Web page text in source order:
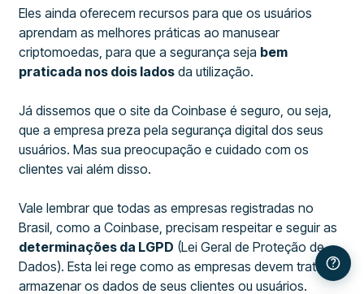
Eles ainda oferecem recursos para que os usuários
aprendam as melhores práticas ao manusear
criptomoedas, para que a segurança seja bem
praticada nos dois lados da utilização.
Já dissemos que o site da Coinbase é seguro, ou seja,
que a empresa preza pela segurança digital dos seus
usuários. Mas sua preocupação e cuidado com os
clientes vai além disso.
Vale lembrar que todas as empresas registradas no
Brasil, como a Coinbase, precisam respeitar e seguir as
determinações da LGPD (Lei Geral de Proteção de
Dados). Esta lei rege como as empresas devem tratar e
armazenar os dados de seus clientes ou usuários.